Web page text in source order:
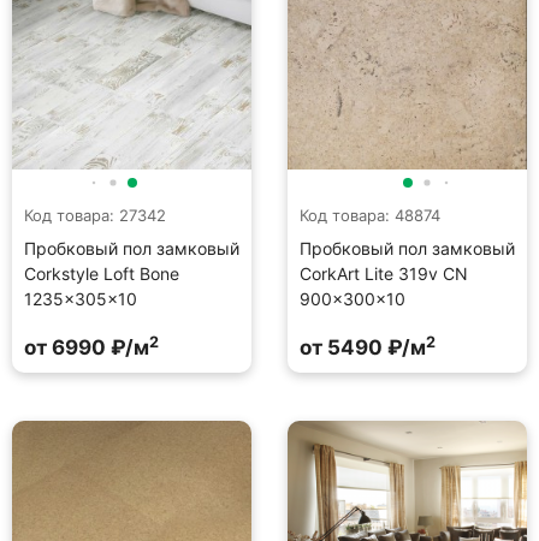
Код товара: 27342
Пробковый пол замковый
Corkstyle Loft Bone
1235×305×10
от 6990 ₽/м2
Код товара: 48874
Пробковый пол замковый
CorkArt Lite 319v CN
900×300×10
от 5490 ₽/м2